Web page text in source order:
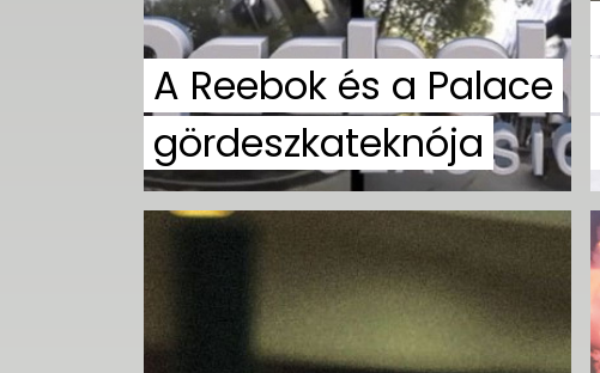
A Reebok és a Palace
gördeszkateknója